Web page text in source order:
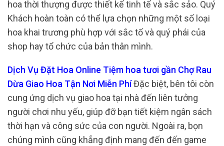
hoa thời thượng được thiết kế tinh tế và sắc sảo. Quý
Khách hoàn toàn có thể lựa chọn những một số loại
hoa khai trương phù hợp với sắc tố và quý phái của
shop hay tổ chức của bản thân mình.
Dịch Vụ Đặt Hoa Online Tiệm hoa tươi gần Chợ Rau
Dừa Giao Hoa Tận Nơi Miễn PhíĐặc biệt, bên tôi còn
cung ứng dịch vụ giao hoa tại nhà đến liên tưởng
người chơi nhu yếu, giúp đỡ bạn tiết kiệm ngân sách
thời hạn và công sức của con người. Ngoài ra, bọn
chúng mình cũng khẳng định mang đến đến game